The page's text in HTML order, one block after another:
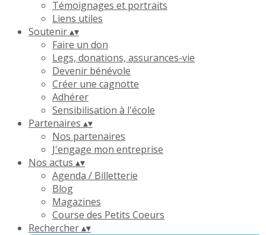
Témoignages et portraits
Liens utiles
Soutenir▴▾
Faire un don
Legs, donations, assurances-vie
Devenir bénévole
Créer une cagnotte
Adhérer
Sensibilisation à l'école
Partenaires ▴▾
Nos partenaires
J'engage mon entreprise
Nos actus ▴▾
Agenda / Billetterie
Blog
Magazines
Course des Petits Coeurs
Rechercher▴▾